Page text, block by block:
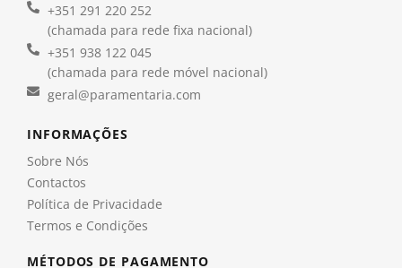
+351 291 220 252
(chamada para rede fixa nacional)
+351 938 122 045
(chamada para rede móvel nacional)
geral@paramentaria.com
INFORMAÇÕES
Sobre Nós
Contactos
Política de Privacidade
Termos e Condições
MÉTODOS DE PAGAMENTO